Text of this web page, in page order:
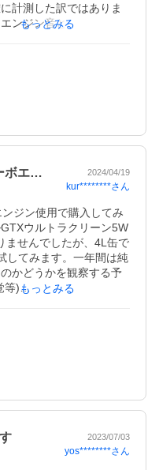
計測した訳ではありま
ンジン音とか回転がど
とメンテナンスして安
いオイルだと思いま
もっとみる
ボエ… 2024/04/19
kur********さん
ジン使用で購入してみ
ウルトラクリーン5W
ませんでしたが、4L缶で
してみます。一年間は純
かどうかを観察する予
等) もっとみる
2023/07/03
yos********さん